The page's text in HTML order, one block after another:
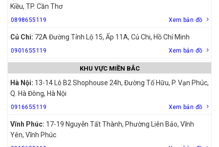
Kiều, TP. Cần Thơ
0898655119 Xem bản đồ
Củ Chi: 72A Đường Tỉnh Lộ 15, Ấp 11A, Củ Chi, Hồ Chí Minh
0901655119 Xem bản đồ
KHU VỰC MIỀN BẮC
Hà Nội: 13-14 Lô B2 Shophouse 24h, Đường Tố Hữu, P. Vạn Phúc,
Q. Hà Đông, Hà Nội
0916655119 Xem bản đồ
Vĩnh Phúc: 17-19 Nguyễn Tất Thành, Phường Liên Bảo, Vĩnh
Yên, Vĩnh Phúc